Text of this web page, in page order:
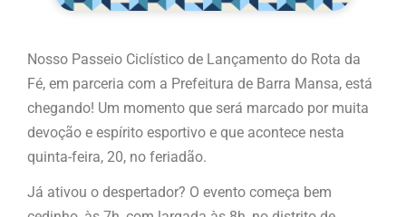
Nosso Passeio Ciclístico de Lançamento do Rota da
Fé, em parceria com a Prefeitura de Barra Mansa, está
chegando! Um momento que será marcado por muita
devoção e espírito esportivo e que acontece nesta
quinta-feira, 20, no feriadão.
Já ativou o despertador? O evento começa bem